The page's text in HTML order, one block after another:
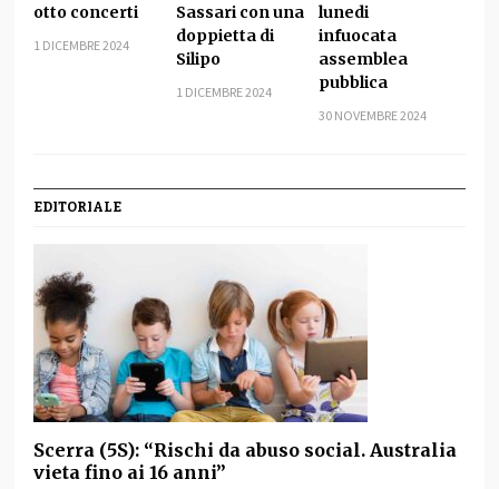
otto concerti
1 DICEMBRE 2024
Sassari con una
doppietta di
Silipo
1 DICEMBRE 2024
lunedi
infuocata
assemblea
pubblica
30 NOVEMBRE 2024
EDITORIALE
Scerra (5S): “Rischi da abuso social. Australia
vieta fino ai 16 anni”